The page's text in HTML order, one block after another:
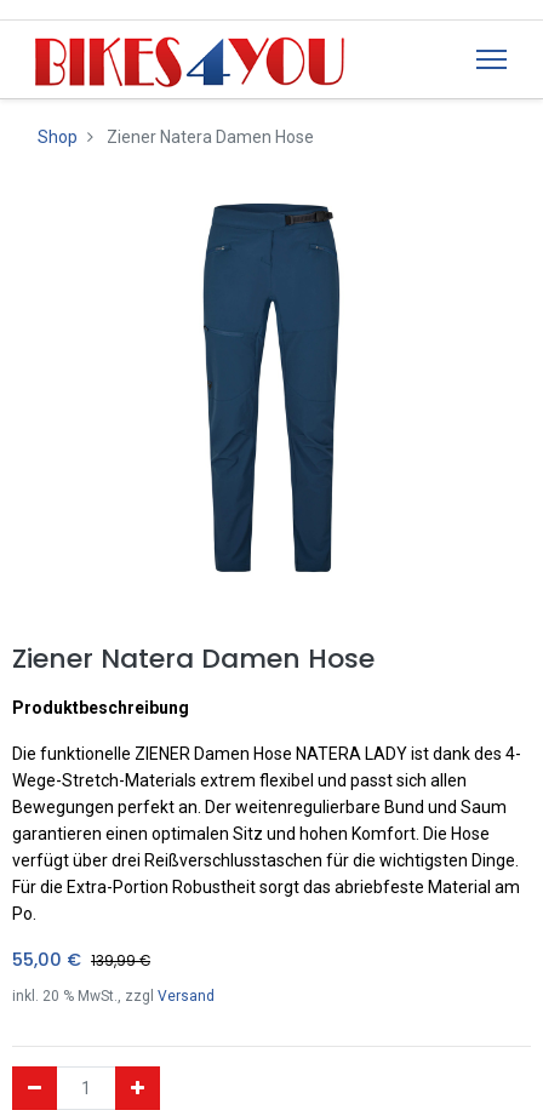
Shop Ziener Natera Damen Hose
Ziener Natera Damen Hose
Produktbeschreibung
Die funktionelle ZIENER Damen Hose NATERA LADY ist dank des 4-
Wege-Stretch-Materials extrem flexibel und passt sich allen
Bewegungen perfekt an. Der weitenregulierbare Bund und Saum
garantieren einen optimalen Sitz und hohen Komfort. Die Hose
verfügt über drei Reißverschlusstaschen für die wichtigsten Dinge.
Für die Extra-Portion Robustheit sorgt das abriebfeste Material am
Po.
55,00 € 139,99€
inkl. 20 % MwSt., zzgl Versand